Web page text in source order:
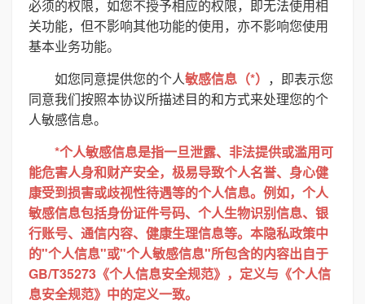
必须的权限，如您不授予相应的权限，即无法使用相
关功能，但不影响其他功能的使用，亦不影响您使用
基本业务功能。
如您同意提供您的个人敏感信息（*） ，即表示您
同意我们按照本协议所描述目的和方式来处理您的个
人敏感信息。
*个人敏感信息是指一旦泄露、非法提供或滥用可
能危害人身和财产安全，极易导致个人名誉、身心健
康受到损害或歧视性待遇等的个人信息。例如，个人
敏感信息包括身份证件号码、个人生物识别信息、银
行账号、通信内容、健康生理信息等。本隐私政策中
的"个人信息"或"个人敏感信息"所包含的内容出自于
GB/T35273《个人信息安全规范》，定义与《个人信
息安全规范》中的定义一致。